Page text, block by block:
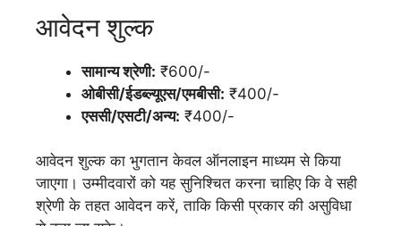
आवेदन शुल्क
सामान्य श्रेणी: ₹600/-
ओबीसी/ईडब्ल्यूएस/एमबीसी: ₹400/-
एससी/एसटी/अन्य: ₹400/-
आवेदन शुल्क का भुगतान केवल ऑनलाइन माध्यम से किया
जाएगा। उम्मीदवारों को यह सुनिश्चित करना चाहिए कि वे सही
श्रेणी के तहत आवेदन करें, ताकि किसी प्रकार की असुविधा